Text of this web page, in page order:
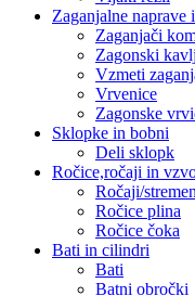
Zaganjalne naprave
Zaganjači
Zagonski
Vzmeti
Vrvenice
Zagonske
Sklopke in bobni
Deli sklopk
Ročice,ročaji in
Ročaji/
Ročice plina
Ročice čoka
Bati in cilindri
Bati
Batni obročki